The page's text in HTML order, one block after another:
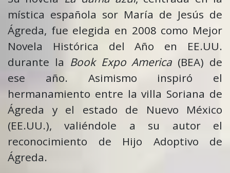
mística española sor María de Jesús de
Ágreda, fue elegida en 2008 como Mejor
Novela Histórica del Año en EE.UU.
durante la Book Expo America (BEA) de
ese año. Asimismo inspiró el
hermanamiento entre la villa Soriana de
Ágreda y el estado de Nuevo México
(EE.UU.), valiéndole a su autor el
reconocimiento de Hijo Adoptivo de
Ágreda.